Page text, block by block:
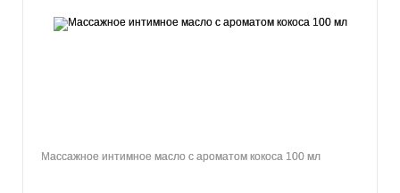
Массажное интимное масло с ароматом кокоса 100 мл